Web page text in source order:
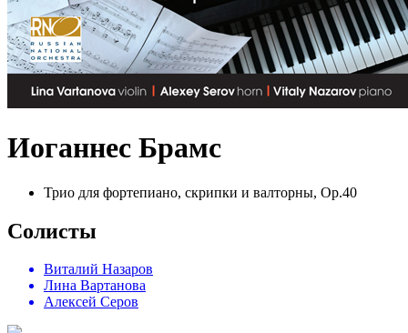
Иоганнес Брамс
Трио для фортепиано, скрипки и валторны, Op.40
Солисты
Виталий Назаров
Лина Вартанова
Алексей Серов